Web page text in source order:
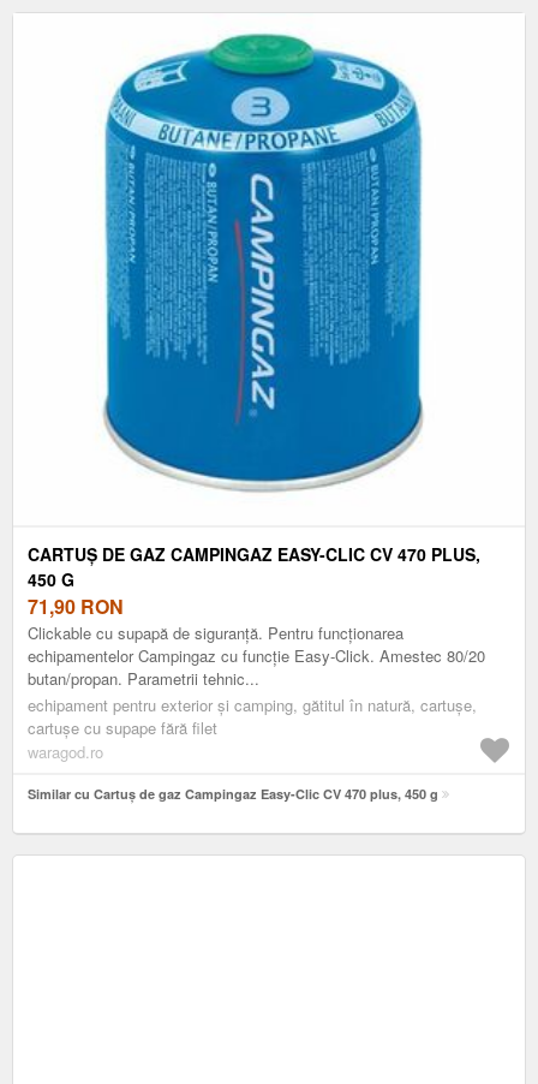
CARTUȘ DE GAZ CAMPINGAZ EASY-CLIC CV 470 PLUS,
450 G
71,90 RON
Clickable cu supapă de siguranță. Pentru funcționarea
echipamentelor Campingaz cu funcție Easy-Click. Amestec 80/20
butan/propan. Parametrii tehnic...
echipament pentru exterior și camping, gătitul în natură, cartușe,
cartușe cu supape fără filet
waragod.ro
Similar cu Cartuș de gaz Campingaz Easy-Clic CV 470 plus, 450 g